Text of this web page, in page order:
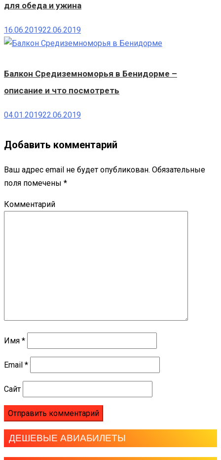
для обеда и ужина
16.06.201922.06.2019
Балкон Средиземноморья в Бенидорме –
описание и что посмотреть
04.01.201922.06.2019
Добавить комментарий
Ваш адрес email не будет опубликован. Обязательные
поля помечены *
Комментарий
Имя *
Email *
Сайт
ДЕШЕВЫЕ АВИАБИЛЕТЫ